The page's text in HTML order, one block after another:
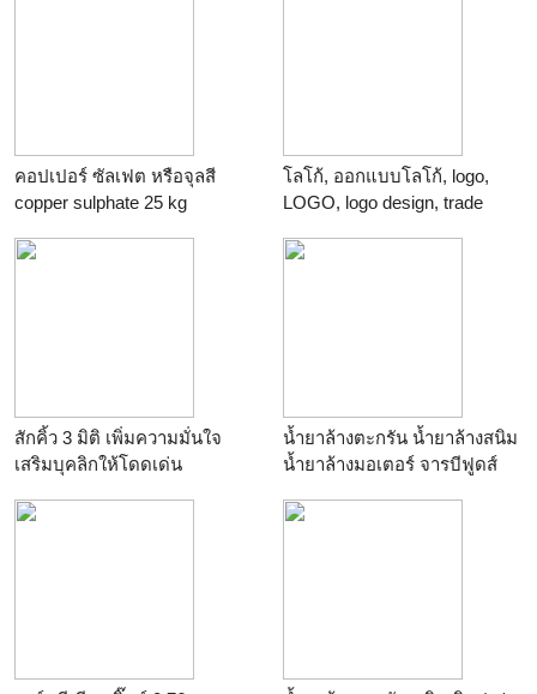
คอปเปอร์ ซัลเฟต หรือจุลสี
copper sulphate 25 kg
โลโก้, ออกแบบโลโก้, logo,
LOGO, logo design, trade
stationery, design ราคาถูก
สักคิ้ว 3 มิติ เพิ่มความมั่นใจ
เสริมบุคลิกให้โดดเด่น
น้ำยาล้างตะกรัน น้ำยาล้างสนิม
น้ำยาล้างมอเตอร์ จารบีฟูดส์